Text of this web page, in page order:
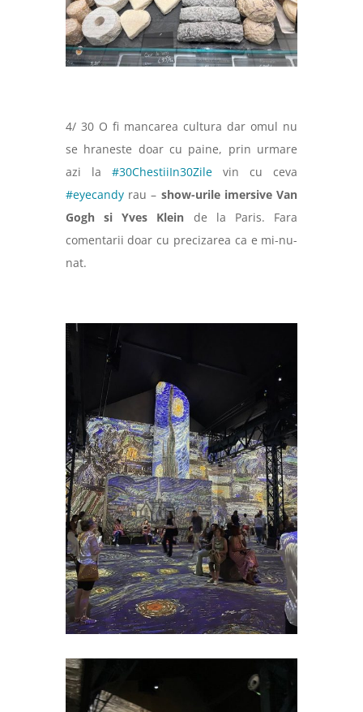
4/ 30 O fi mancarea cultura dar omul nu
se hraneste doar cu paine, prin urmare
azi la #30ChestiiIn30Zilevin cu ceva
#eyecandyrau – show-urile imersive Van
Gogh si Yves Klein de la Paris. Fara
comentarii doar cu precizarea ca e mi-nu-
nat.